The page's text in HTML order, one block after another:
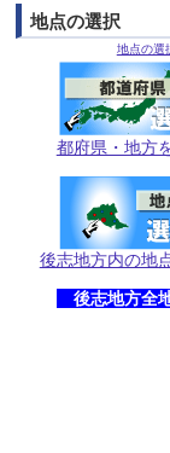
地点の選択
地点の選
都府県・地方
後志地方内の地
後志地方全